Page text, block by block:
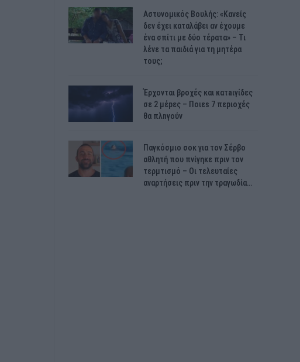
Αστυνομικός Bουλής: «Κανείς
δεν έχει καταλάβει αν έχουμε
ένα σπίτι με δύο τέρατα» – Τι
λένε τα παιδιά για τη μητέρα
τους;
Έρχονται βροχές και κατaιγίδες
σε 2 μέpες – Ποιεs 7 πεpιοχές
θα πλnγούν
Παγκόσμιο σοκ για τον Σέρβο
αθλητή που πνίγηκε πριν τον
τερμτισμό – Οι τελευταίες
αναρτήσεις πριν την τραγωδία…